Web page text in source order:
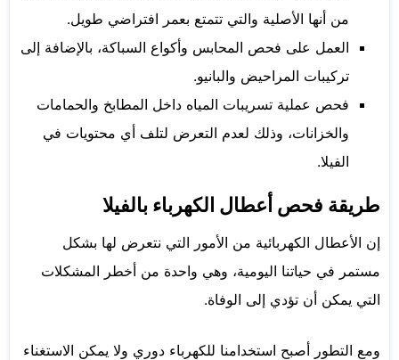
من أنها الأصلية والتي تتمتع بعمر افتراضي طويل.
العمل على فحص المحابس وأكواع السباكة، بالإضافة إلى
تركيبات المراحيض والبانيو.
فحص عملية تسريبات المياه داخل المطابخ والحمامات
والخزانات، وذلك لعدم التعرض لتلف أي محتويات في
الفيلا.
طريقة فحص أعطال الكهرباء بالفيلا
إن الأعطال الكهربائية من الأمور التي نتعرض لها بشكل
مستمر في حياتنا اليومية، وهي واحدة من أخطر المشكلات
التي يمكن أن تؤدي إلى الوفاة.
ومع التطور أصبح استخدامنا للكهرباء دوري ولا يمكن الاستغناء